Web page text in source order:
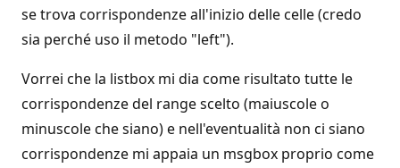
se trova corrispondenze all'inizio delle celle (credo
sia perché uso il metodo "left").
Vorrei che la listbox mi dia come risultato tutte le
corrispondenze del range scelto (maiuscole o
minuscole che siano) e nell'eventualità non ci siano
corrispondenze mi appaia un msgbox proprio come